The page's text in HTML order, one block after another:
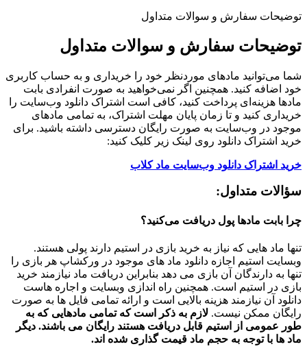
توضیحات سفارش و سوالات متداول
توضیحات سفارش و سوالات متداول
شما می‌توانید مادهای موردنظر خود را خریداری و به حساب کاربری
خود اضافه کنید. همچنین اگر نمی‌خواهید به صورت انفرادی بابت
مادها هزینه‌ای پرداخت کنید، کافی است اشتراک دانلود وب‌سایت را
خریداری کنید و تا زمان پایان مهلت اشتراک، به تمامی مادهای
موجود در وب‌سایت به صورت رایگان دسترسی داشته باشید. برای
خرید اشتراک دانلود روی لینک زیر کلیک کنید:
خرید اشتراک دانلود وب‌سایت ماد کلاب
سؤالات متداول:
چرا بابت مادها پول دریافت می‌کنید؟
تنها ماد هایی که نیاز به خرید بازی در استیم دارند پولی هستند.
وبسایت استیم اجازه دانلود ماد های موجود در ورکشاپ هر بازی را
تنها به دارندگان آن بازی می دهد بنابراین دریافت ماد نیازمند خرید
بازی در استیم است. همچنین راه اندازی وبسایت و اجاره هاست
دانلود آن نیازمند هزینه بالایی است و ارائه تمامی فایل ها به صورت
رایگان ممکن نیست. لازم به ذکر است که تمامی مادهایی که به
طور عمومی از استیم قابل دریافت هستند رایگان می باشند. دیگر
ماد ها با توجه به حجم ماد قیمت گذاری شده اند.